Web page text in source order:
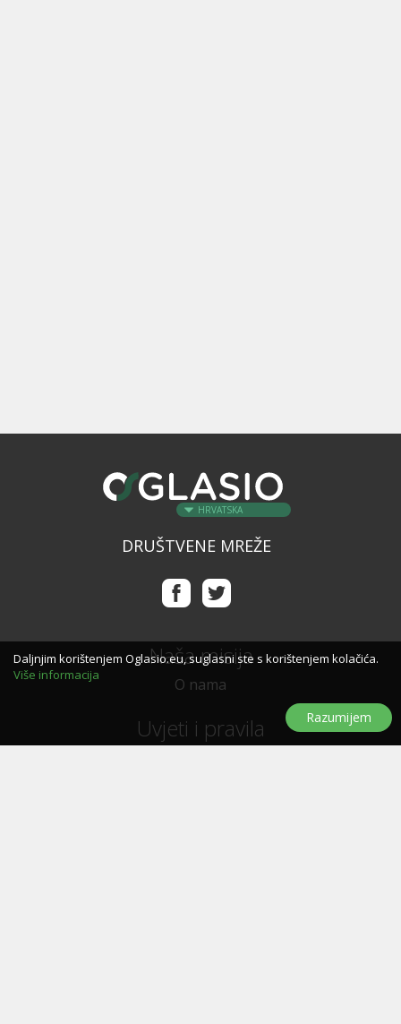
HRVATSKA
DRUŠTVENE MREŽE
Naša misija
O nama
Uvjeti i pravila
Daljnjim korištenjem Oglasio.eu, suglasni ste s korištenjem kolačića.
Više informacija
Razumijem